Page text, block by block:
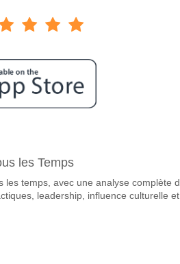
2026 20:00.
Hibernians v Zabbar St.
de 44%
Hibernians v Zabbar St.
de 59%.
les Temps
temps, avec une analyse complète
leadership, influence culturelle